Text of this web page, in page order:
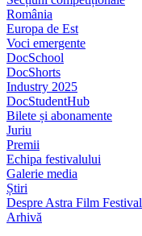
România
Europa de Est
Voci emergente
DocSchool
DocShorts
Industry 2025
DocStudentHub
Bilete și abonamente
Juriu
Premii
Echipa festivalului
Galerie media
Știri
Despre Astra Film Festival
Arhivă